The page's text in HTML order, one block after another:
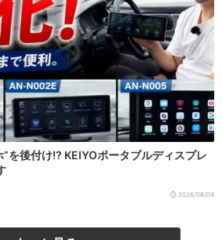
を後付け!? KEIYOポータブルディスプレ
2026/08/04